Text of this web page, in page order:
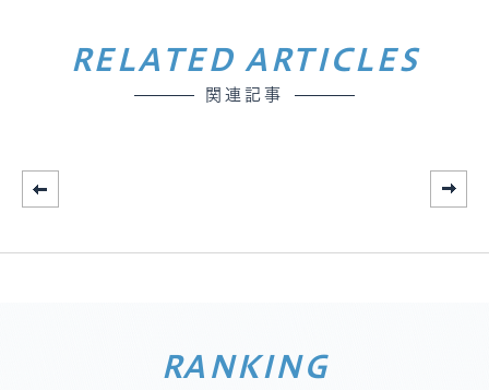
RELATED ARTICLES
関連記事
RANKING